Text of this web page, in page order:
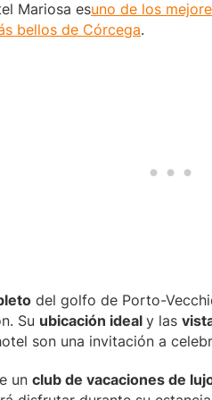
Mariosa esuno de los
bellos de Córcega.
del golfo de Porto-
Su ubicación ideal y las
son una invitación a
un club de vacaciones de